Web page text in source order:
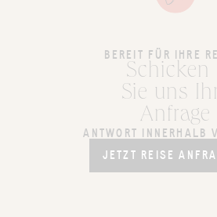
BEREIT FÜR IHRE
Schicken
Sie uns
Anfrage
ANTWORT INNERHALB
JETZT REISE
JETZT REISE